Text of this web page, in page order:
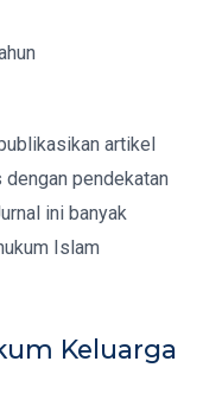
artikel
pendekatan
ini banyak
Islam
Keluarga